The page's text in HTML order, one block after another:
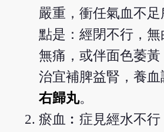
嚴重，衝任氣血不
點是：經閉不行，
無痛，或伴面色萎黃
治宜補脾益腎，養
右歸丸。
瘀血︰症見經水不